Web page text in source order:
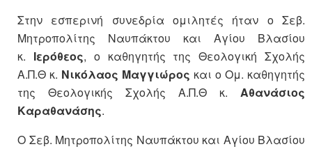
Στην εσπερινή συνεδρία ομιλητές ήταν ο Σεβ.
Μητροπολίτης Ναυπάκτου και Αγίου Βλασίου
κ. Ιερόθεος, ο καθηγητής της Θεολογική Σχολής
Α.Π.Θ κ. Νικόλαος Μαγγιώρος και ο Ομ. καθηγητής
της Θεολογικής Σχολής Α.Π.Θ κ. Αθανάσιος
Καραθανάσης.
Ο Σεβ. Μητροπολίτης Ναυπάκτου και Αγίου Βλασίου